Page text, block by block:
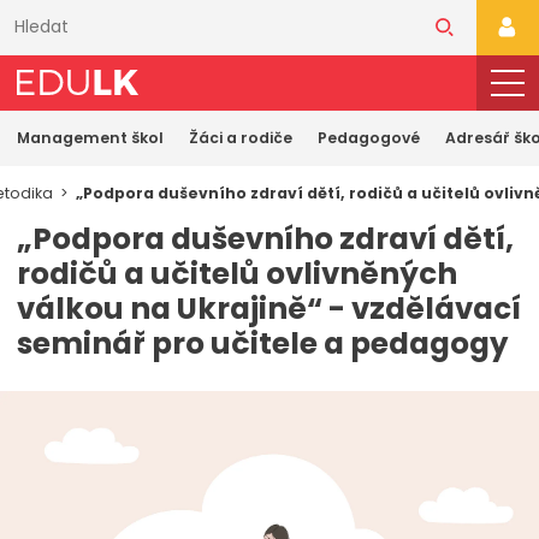
obsahu
Management škol Žáci a rodiče Pedagogové Adresář
„Podpora duševního zdraví dětí, rodičů a učitelů
„Podpora duševního zdraví dětí,
rodičů a učitelů ovlivněných
válkou na Ukrajině“ - vzdělávací
seminář pro učitele a pedagogy